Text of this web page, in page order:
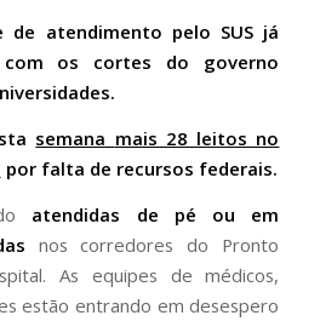
atendimento pelo SUS já
com os cortes do governo
semana mais 28 leitos no
por falta de recursos federais.
atendidas de pé ou em
nos corredores do Pronto
As equipes de médicos,
estão entrando em desespero